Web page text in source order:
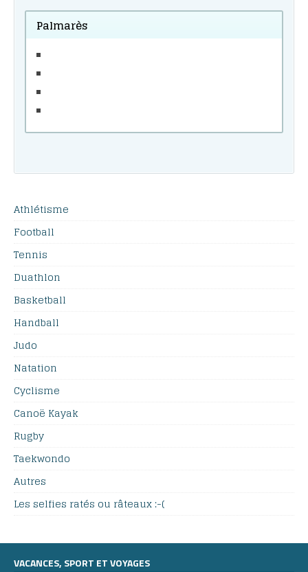
Palmarès
Athlétisme
Football
Tennis
Duathlon
Basketball
Handball
Judo
Natation
Cyclisme
Canoë Kayak
Rugby
Taekwondo
Autres
Les selfies ratés ou râteaux :-(
VACANCES, SPORT ET VOYAGES